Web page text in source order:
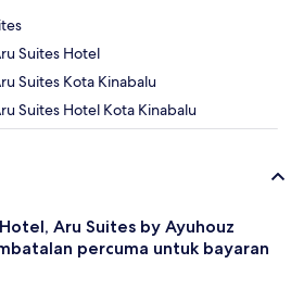
Suites Hotel
Suites Kota Kinabalu
Suites Hotel Kota Kinabalu
Aru Suites by Ayuhouz
percuma untuk bayaran